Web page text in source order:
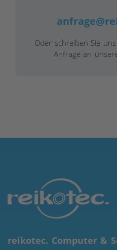
Oder schreiben Sie
Anfrage an
reikotec. Computer &